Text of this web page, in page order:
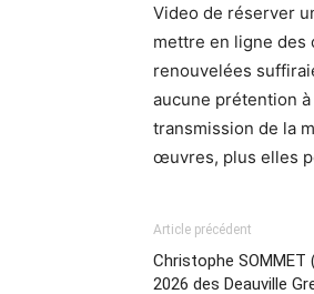
Video de réserver
mettre en ligne des
renouvelées
aucune prétention
transmission de la
œuvres, plus elles
Article précédent
Christophe SOMMET
2026 des Deauville